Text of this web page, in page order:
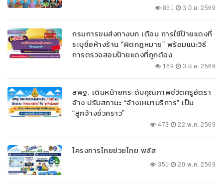
851 3 มิ.ย. 2569
กรมการขนส่งทางบก เตือน การใช้ป้ายแดงที่
ระบุชื่อห้างร้าน “ผิดกฎหมาย” พร้อมแนะวิธี
การตรวจสอบป้ายแดงที่ถูกต้อง
169 3 มิ.ย. 2569
สพฐ. เดินหน้ายกระดับคุณภาพชีวิตครูอัตรา
จ้าง ปรับสถานะ “จ้างเหมาบริการ” เป็น
“ลูกจ้างชั่วคราว”
473 22 พ.ค. 2569
โครงการไทยช่วยไทย พลัส
351 20 พ.ค. 2569